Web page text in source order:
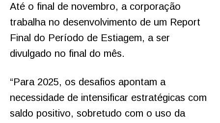
Até o final de novembro, a corporação
trabalha no desenvolvimento de um Report
Final do Período de Estiagem, a ser
divulgado no final do mês.
“Para 2025, os desafios apontam a
necessidade de intensificar estratégicas com
saldo positivo, sobretudo com o uso da